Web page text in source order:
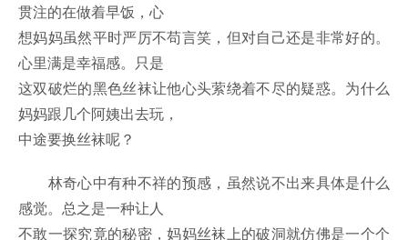
贯注的在做着早饭，心
想妈妈虽然平时严厉不苟言笑，但对自己还是非常好的。
心里满是幸福感。只是
这双破烂的黑色丝袜让他心头萦绕着不尽的疑惑。为什么
妈妈跟几个阿姨出去玩，
中途要换丝袜呢？
林奇心中有种不祥的预感，虽然说不出来具体是什么
感觉。总之是一种让人
不敢一探究竟的秘密，妈妈丝袜上的破洞就仿佛是一个个